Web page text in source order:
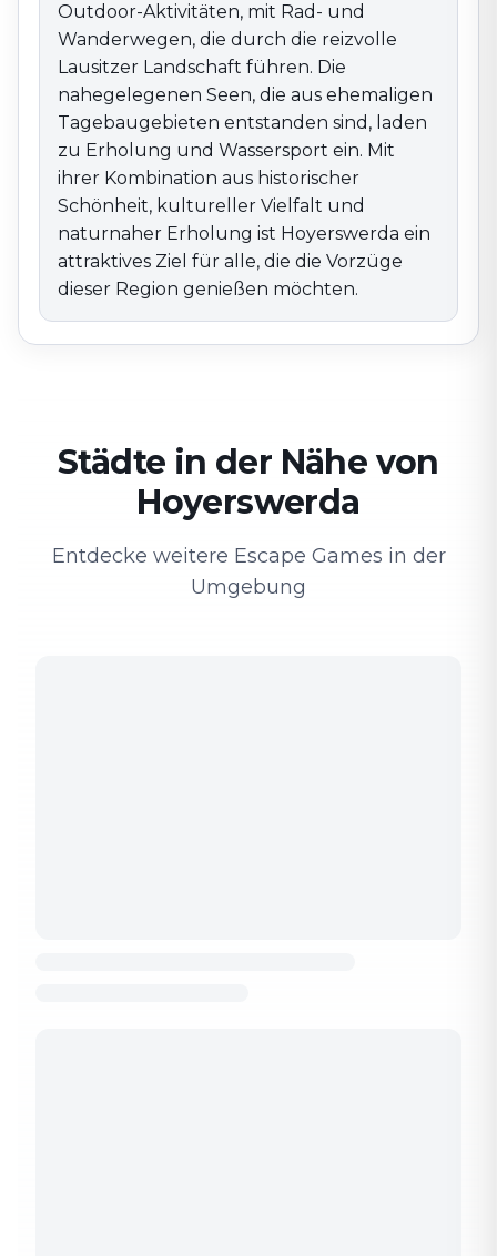
Outdoor-Aktivitäten, mit Rad- und
Wanderwegen, die durch die reizvolle
Lausitzer Landschaft führen. Die
nahegelegenen Seen, die aus ehemaligen
Tagebaugebieten entstanden sind, laden
zu Erholung und Wassersport ein. Mit
ihrer Kombination aus historischer
Schönheit, kultureller Vielfalt und
naturnaher Erholung ist Hoyerswerda ein
attraktives Ziel für alle, die die Vorzüge
dieser Region genießen möchten.
Städte in der Nähe von
Hoyerswerda
Entdecke weitere Escape Games in der
Umgebung